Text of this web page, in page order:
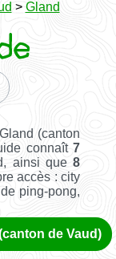
> Gland
(canton
connaît7
ainsi que8
accès : city
ping-pong,
de Vaud)